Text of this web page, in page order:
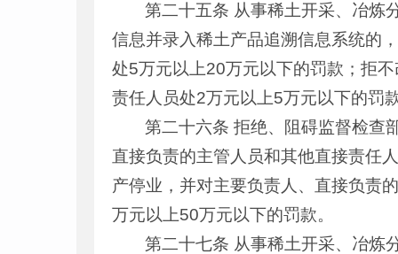
第二十五条 从事稀土开采、冶炼
信息并录入稀土产品追溯信息系统的
处5万元以上20万元以下的罚款；拒
责任人员处2万元以上5万元以下的罚
第二十六条 拒绝、阻碍监督检查
直接负责的主管人员和其他直接责任
产停业，并对主要负责人、直接负责
万元以上50万元以下的罚款。
第二十七条 从事稀土开采、冶炼